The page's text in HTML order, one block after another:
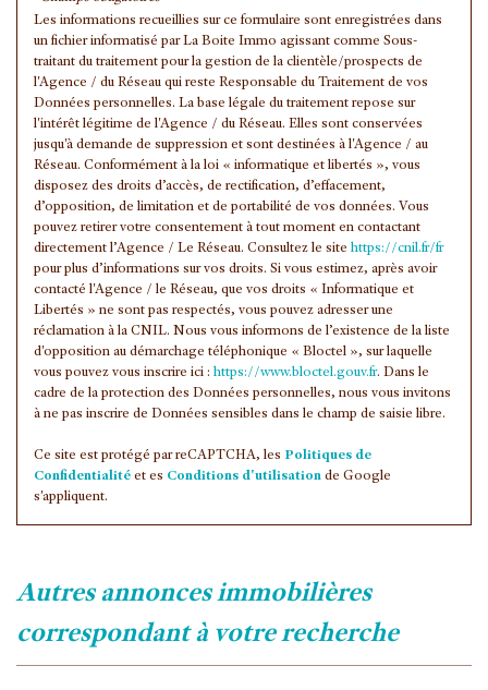
Habitants de 25 à 55 ans
Habitants de plus de 55 ans 31,75 %
Nombre d'enfants par famille
Familles sans enfant 44,54 %
Familles avec 1 ou 2 enfants 41,27 %
Maisons
Appartements 51,11 %
Familles avec 3 enfants 11,16 %
Les informations recueillies sur ce formulaire sont enregistrées dans
un fichier informatisé par La Boite Immo agissant comme Sous-
traitant du traitement pour la gestion de la clientèle/prospects de
l'Agence / du Réseau qui reste Responsable du Traitement de vos
Données personnelles. La base légale du traitement repose sur
l'intérêt légitime de l'Agence / du Réseau. Elles sont conservées
jusqu'à demande de suppression et sont destinées à l'Agence / au
Réseau. Conformément à la loi « informatique et libertés », vous
disposez des droits d’accès, de rectification, d’effacement,
d’opposition, de limitation et de portabilité de vos données. Vous
pouvez retirer votre consentement à tout moment en contactant
directement l’Agence / Le Réseau. Consultez le site https://cnil.fr/fr
pour plus d’informations sur vos droits. Si vous estimez, après avoir
contacté l'Agence / le Réseau, que vos droits « Informatique et
Libertés » ne sont pas respectés, vous pouvez adresser une
réclamation à la CNIL. Nous vous informons de l’existence de la liste
d'opposition au démarchage téléphonique « Bloctel », sur laquelle
vous pouvez vous inscrire ici : https://www.bloctel.gouv.fr. Dans le
cadre de la protection des Données personnelles, nous vous invitons
à ne pas inscrire de Données sensibles dans le champ de saisie libre.
Ce site est protégé par reCAPTCHA, les Politiques de
Confidentialité et es Conditions d'utilisation de Google
s'appliquent.
autres annonces immobilières
correspondant à votre recherche